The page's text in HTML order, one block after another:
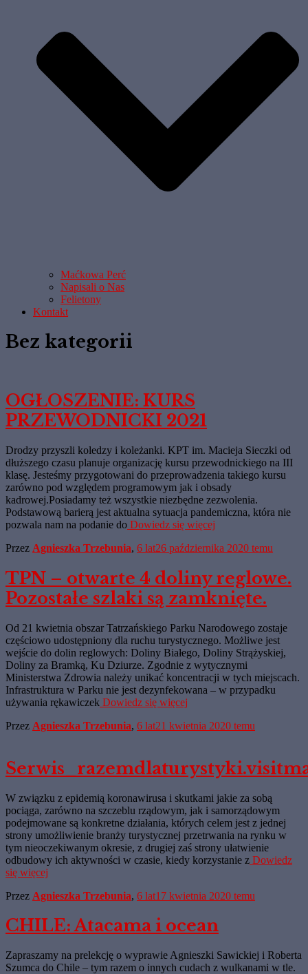
Maćkowa Perć
Napisali o Nas
Felietony
Kontakt
Bez kategorii
OGŁOSZENIE: KURS
PRZEWODNICKI 2021
Drodzy przyszli koledzy i koleżanki. KPT im. Macieja Sieczki od
dłuższego czasu planuje organizację kursu przewodnickiego na III
klasę. Jesteśmy przygotowani do przeprowadzenia takiego kursu
zarówno pod względem programowym jak i obsady
kadrowej.Posiadamy też wszystkie niezbędne zezwolenia.
Podstawową barierą jest aktualna sytuacja pandemiczna, która nie
pozwala nam na podanie do Dowiedz się więcej
Przez Agnieszka Trzebunia, 6 lat26 października 2020 temu
TPN – otwarte 4 doliny reglowe.
Pozostałe szlaki są zamknięte.
Od 21 kwietnia obszar Tatrzańskiego Parku Narodowego zostaje
częściowo udostępniony dla ruchu turystycznego. Możliwe jest
wejście do dolin reglowych: Doliny Białego, Doliny Strążyskiej,
Doliny za Bramką, Ku Dziurze. Zgodnie z wytycznymi
Ministerstwa Zdrowia należy unikać koncentracji w tych miejscach.
Infrastruktura w Parku nie jest dezynfekowana – w przypadku
używania rękawiczek Dowiedz się więcej
Przez Agnieszka Trzebunia, 6 lat21 kwietnia 2020 temu
W związku z epidemią koronawirusa i skutkami jakie za sobą
pociąga, zarówno na szczeblu rządowym, jak i samorządowym
podejmowane są konkretne działania, których celem jest z jednej
strony umożliwienie branży turystycznej przetrwania na rynku w
tym nieoczekiwanym okresie, z drugiej zaś strony ułatwienie
odbudowy ich aktywności w czasie, kiedy korzystanie z Dowiedz
się więcej
Przez Agnieszka Trzebunia, 6 lat17 kwietnia 2020 temu
CHILE: Atacama i ocean
Zapraszamy na prelekcję o wyprawie Agnieszki Sawickiej i Roberta
Szumca do Chile – tym razem o innych cudach z wulkanami w tle.